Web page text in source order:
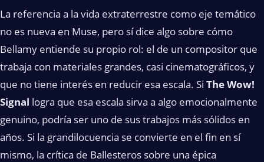
La referencia a la vida extraterrestre como eje temático
no es nueva en Muse, pero sí dice algo sobre cómo
Bellamy entiende su propio rol: el de un compositor que
trabaja con materiales grandes, casi cinematográficos, y
que no tiene interés en reducir esa escala. Si The Wow!
Signal logra que esa escala sirva a algo emocionalmente
genuino, podría ser uno de sus trabajos más sólidos en
años. Si la grandilocuencia se convierte en el fin en sí
mismo, la crítica de Ballesteros sobre una épica